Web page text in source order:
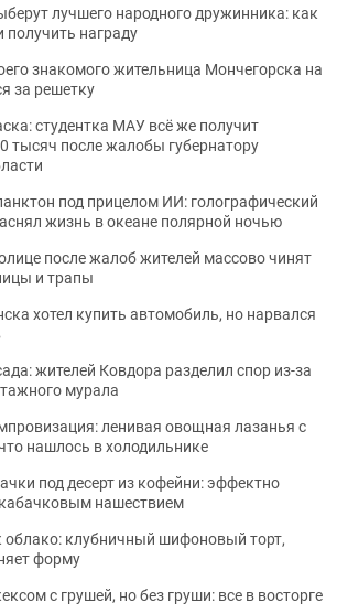
лучшего народного дружинника: как
получить награду
знакомого жительница Мончегорска на
за решетку
студентка МАУ всё же получит
тысяч после жалобы губернатору
под прицелом ИИ: голографический
жизнь в океане полярной ночью
после жалоб жителей массово чинят
и трапы
хотел купить автомобиль, но нарвался
жителей Ковдора разделил спор из-за
мурала
ленивая овощная лазанья с
нашлось в холодильнике
под десерт из кофейни: эффектно
нашествием
клубничный шифоновый торт,
форму
с грушей, но без груши: все в восторге